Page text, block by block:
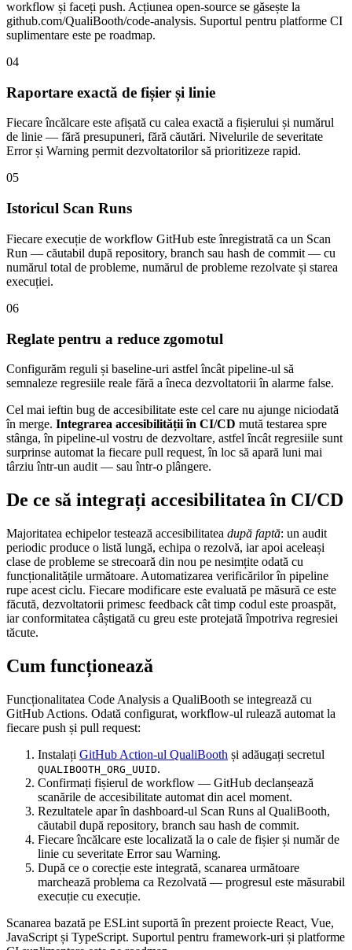
workflow și faceți push. Acțiunea open-source se găsește la
github.com/QualiBooth/code-analysis. Suportul pentru platforme CI
suplimentare este pe roadmap.
04
Raportare exactă de fișier și linie
Fiecare încălcare este afișată cu calea exactă a fișierului și numărul
de linie — fără presupuneri, fără căutări. Nivelurile de severitate
Error și Warning permit dezvoltatorilor să prioritizeze rapid.
05
Istoricul Scan Runs
Fiecare execuție de workflow GitHub este înregistrată ca un Scan
Run — căutabil după repository, branch sau hash de commit — cu
numărul total de probleme, numărul de probleme rezolvate și starea
execuției.
06
Reglate pentru a reduce zgomotul
Configurăm reguli și baseline-uri astfel încât pipeline-ul să
semnaleze regresiile reale fără a îneca dezvoltatorii în alarme false.
Cel mai ieftin bug de accesibilitate este cel care nu ajunge niciodată
în merge. Integrarea accesibilității în CI/CD mută testarea spre
stânga, în pipeline-ul vostru de dezvoltare, astfel încât regresiile sunt
surprinse automat la fiecare pull request, în loc să apară luni mai
târziu într-un audit — sau într-o plângere.
De ce să integrați accesibilitatea în CI/CD
Majoritatea echipelor testează accesibilitatea după faptă: un audit
periodic produce o listă lungă, echipa o rezolvă, iar apoi aceleași
clase de probleme se strecoară din nou pe nesimțite odată cu
funcționalitățile următoare. Automatizarea verificărilor în pipeline
rupe acest ciclu. Fiecare modificare este evaluată pe măsură ce este
făcută, dezvoltatorii primesc feedback cât timp codul este proaspăt,
iar conformitatea câștigată cu greu este protejată împotriva regresiei
tăcute.
Cum funcționează
Funcționalitatea Code Analysis a QualiBooth se integrează cu
GitHub Actions. Odată configurat, workflow-ul rulează automat la
fiecare push și pull request:
Instalați GitHub Action-ul QualiBooth și adăugați secretul
QUALIBOOTH_ORG_UUID.
Confirmați fișierul de workflow — GitHub declanșează
scanările de accesibilitate automat din acel moment.
Rezultatele apar în dashboard-ul Scan Runs al QualiBooth,
căutabil după repository, branch sau hash de commit.
Fiecare încălcare este localizată la o cale de fișier și număr de
linie cu severitate Error sau Warning.
După ce o corecție este integrată, scanarea următoare
marchează problema ca Rezolvată — progresul este măsurabil
execuție cu execuție.
Scanarea bazată pe ESLint suportă în prezent proiecte React, Vue,
JavaScript și TypeScript. Suportul pentru framework-uri și platforme